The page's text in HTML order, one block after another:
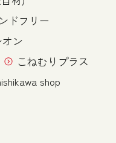
ドフリー
ン
こねむりプラス
shop